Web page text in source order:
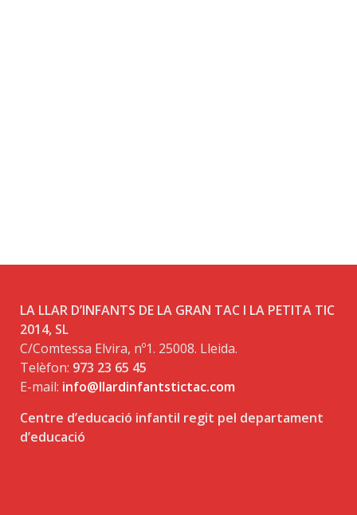
LA LLAR D’INFANTS DE LA GRAN TAC I LA PETITA TIC
2014, SL
C/Comtessa Elvira, nº1. 25008. Lleida.
Telèfon: 973 23 65 45
E-mail: info@llardinfantstictac.com
Centre d’educació infantil regit pel departament
d’educació